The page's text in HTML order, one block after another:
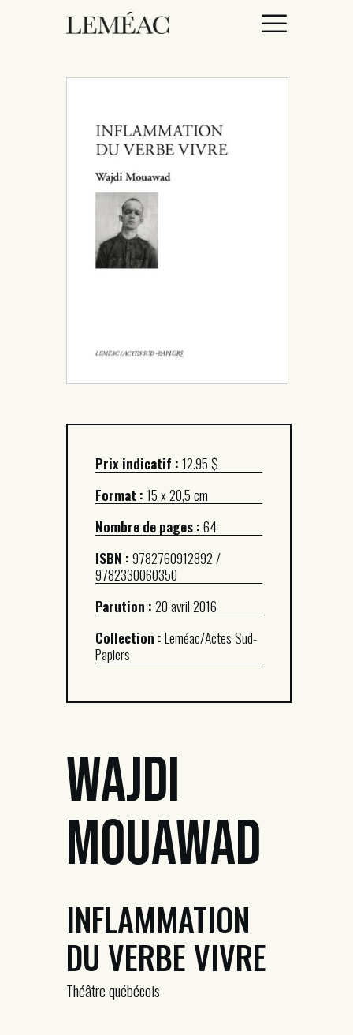
ACCUEIL
CATALOGUE
AUTEURICES
DROITS / RIGHTS
Prix indicatif :12.95 $
Format :15 x 20,5 cm
Nombre de pages :64
ISBN :9782760912892 /
9782330060350
Parution :20 avril 2016
Collection :Leméac/Actes Sud-
Papiers
Wajdi
Mouawad
INFLAMMATION
DU VERBE VIVRE
Théâtre québécois